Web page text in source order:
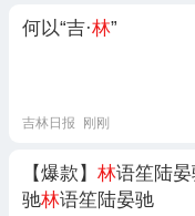
何以“吉·林”
吉林日报 刚刚
【爆款】 林语笙陆
驰林语笙陆晏驰